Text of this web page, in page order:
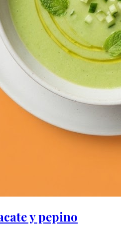
y pepino